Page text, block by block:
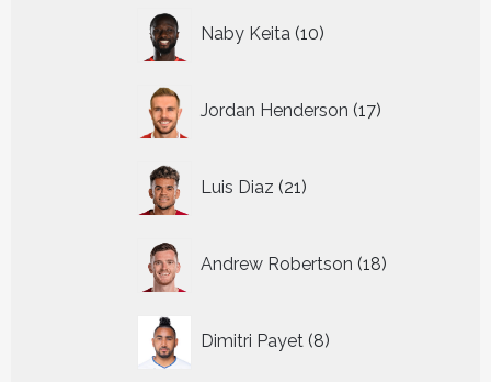
Naby Keita 10
producten
Jordan Henderson 17
producten
Luis Diaz 21
producten
Andrew Robertson 18
producten
Dimitri Payet 8
producten